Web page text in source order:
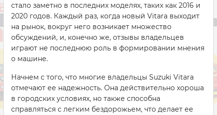
стало заметно в последних моделях, таких как 2016 и
2020 годов. Каждый раз, когда новый Vitara выходит
на рынок, вокруг него возникает множество
обсуждений, и, конечно же, отзывы владельцев
играют не последнюю роль в формировании мнения
о машине.
Начнем с того, что многие владельцы Suzuki Vitara
отмечают ее надежность. Она действительно хороша
в городских условиях, но также способна
справляться с легким бездорожьем, что делает ее